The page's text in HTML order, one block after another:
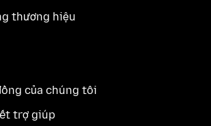
thương hiệu
của chúng tôi
trợ giúp